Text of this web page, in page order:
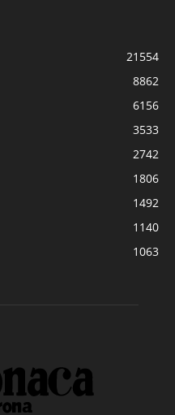
21554
8862
6156
3533
2742
1806
1492
1140
1063